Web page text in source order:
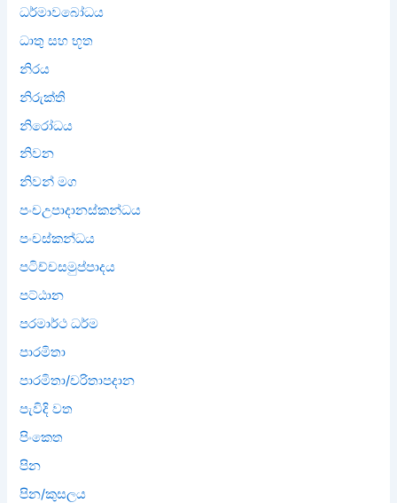
ධර්මාවබෝධය
ධාතු සහ භූත
නිරය
නිරුක්ති
නිරෝධය
නිවන
නිවන් මග
පංචඋපාදානස්කන්ධය
පංචස්කන්ධය
පටිච්චසමුප්පාදය
පට්ඨාන
පරමාර්ථ ධර්ම
පාරමිතා
පාරමිතා/චරිතාපදාන
පැවිදි වත
පිංකෙත
පින
පින/කුසලය